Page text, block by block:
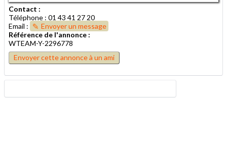
Contact :
Téléphone : 01 43 41 27 20
Email :
Envoyer un message
Référence de l'annonce :
WTEAM-Y-2296778
Envoyer cette annonce à un ami